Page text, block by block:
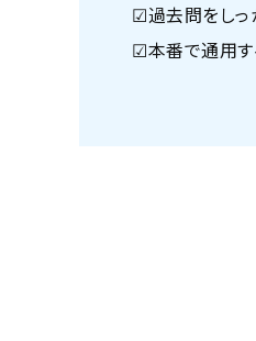
☑過去問をしっ
☑本番で通用